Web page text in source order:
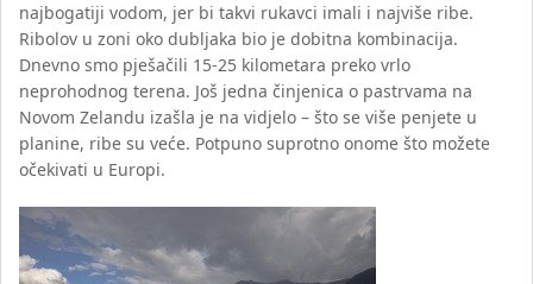
najbogatiji vodom, jer bi takvi rukavci imali i najviše ribe.
Ribolov u zoni oko dubljaka bio je dobitna kombinacija.
Dnevno smo pješačili 15-25 kilometara preko vrlo
neprohodnog terena. Još jedna činjenica o pastrvama na
Novom Zelandu izašla je na vidjelo – što se više penjete u
planine, ribe su veće. Potpuno suprotno onome što možete
očekivati u Europi.